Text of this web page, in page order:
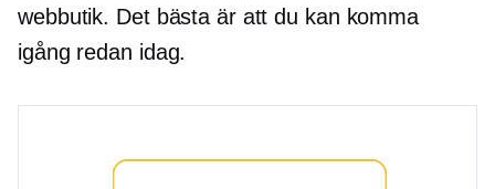
webbutik. Det bästa är att du kan komma
igång redan idag.